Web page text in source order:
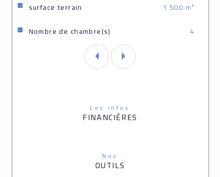
surface terrain
1 500 m²
Nombre de chambre(s)
4
Les infos
FINANCIÈRES
Nos
OUTILS